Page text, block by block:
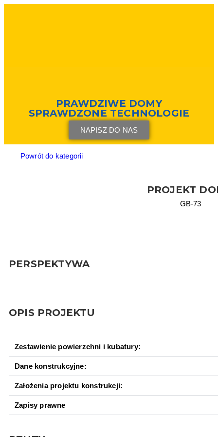
PRAWDZIWE DOMY
SPRAWDZONE TECHNOLOGIE
NAPISZ DO NAS
Powrót do kategorii
PROJEKT
GB-73
PERSPEKTYWA
OPIS PROJEKTU
Zestawienie powierzchni i kubatury:
Dane konstrukcyjne:
Założenia projektu konstrukcji:
Zapisy prawne